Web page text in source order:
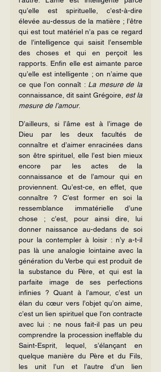
qu’elle est spirituelle, c’est-à-dire
élevée au-dessus de la matière ; l’être
qui est tout matériel n’a pas ce regard
de l’intelligence qui saisit l’ensemble
des choses et qui en perçoit les
rapports. Enfin elle est aimante parce
qu’elle est intelli­gente ; on n’aime que
ce que l’on connaît :
connaissance, dit saint Grégoire, est la
mesure de l’amour.
D’ailleurs, si l’âme est à l’image de
Dieu par les deux facultés de
connaître et d’aimer enracinées dans
son être spirituel, elle l’est bien mieux
encore par les actes de la
connaissance et de l’amour qui en
proviennent. Qu’est-ce, en effet, que
connaître ? C’est former en soi la
ressemblance immatérielle d’une
chose ; c’est, pour ainsi dire, lui
donner naissance au-dedans de soi
pour la contempler à loisir : n’y a-t-il
pas là une analogie lointaine avec la
génération du Verbe qui est produit de
la substance du Père, et qui est la
parfaite image de ses perfections
infinies ? Quant à l’amour, c’est un
élan du cœur vers l’objet qu’on aime,
c’est un lien spirituel que l’on contracte
avec lui : ne nous fait-il pas un peu
comprendre la procession ineffable du
Saint-Esprit, lequel, s’élançant en
quelque manière du Père et du Fils,
les unit l’un et l’autre d’un lien